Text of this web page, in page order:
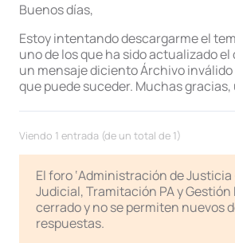
Buenos días,
Estoy intentando descargarme el
uno de los que ha sido actualizado el
un mensaje diciento Árchivo inválido
que puede suceder. Muchas
Viendo 1 entrada (de un total de 1)
El foro ‘Administración de
Judicial, Tramitación PA y Gestión
cerrado y no se permiten nuevos
respuestas.